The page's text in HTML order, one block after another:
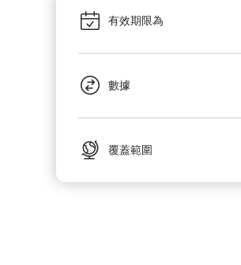
有效期限為
數據
覆蓋範圍